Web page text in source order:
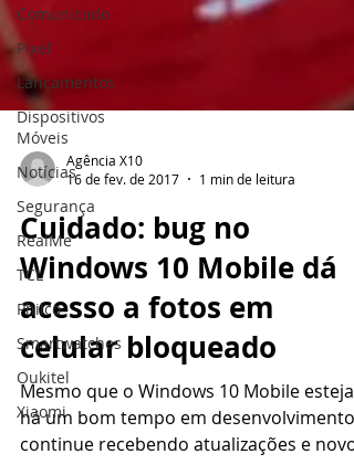
Comunicado
Pixel
Lançamentos
Dispositivos
Móveis
Notícias
Segurança
RealMe
TCL
Philco
Smartwatches
Oukitel
Xiaomi
Agência X10
16 de fev. de 2017
1 min de leitura
Cuidado: bug no
Windows 10 Mobile dá
acesso a fotos em
celular bloqueado